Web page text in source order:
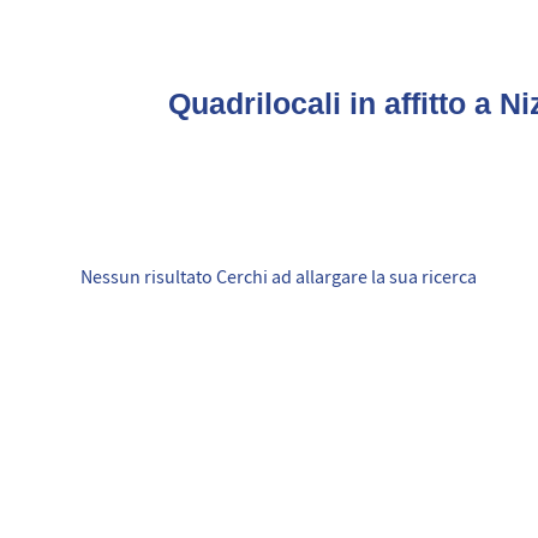
Quadrilocali in affitto a
Nessun risultato Cerchi ad allargare la sua ricerca